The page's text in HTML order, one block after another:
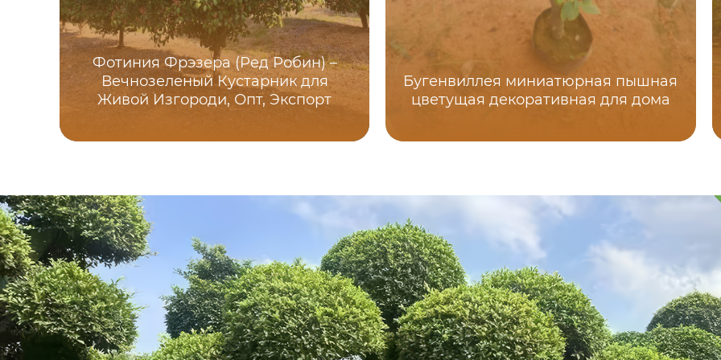
Фотиния Фрэзера (Ред Робин) –
Вечнозеленый Кустарник для
Живой Изгороди, Опт, Экспорт
Бугенвиллея миниатюрная пышная
цветущая декоративная для дома